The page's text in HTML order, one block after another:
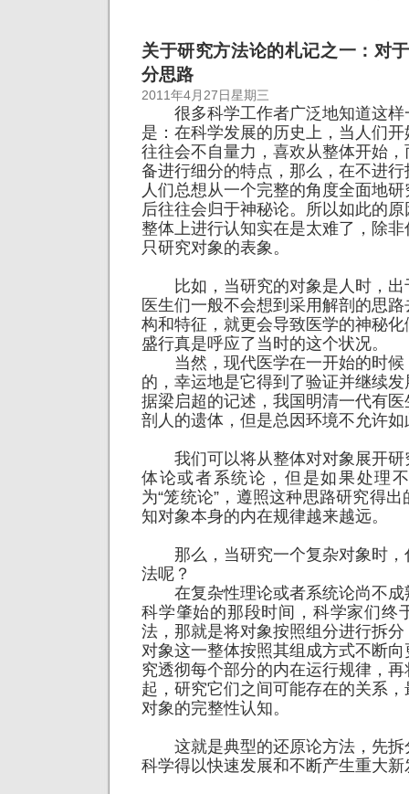
关于研究方法论的札记之一：对
分思路
2011年4月27日星期三
很多科学工作者广泛地知道这样
是：在科学发展的历史上，当人们
往往会不自量力，喜欢从整体开始
备进行细分的特点，那么，在不进
人们总想从一个完整的角度全面地
后往往会归于神秘论。所以如此的
整体上进行认知实在是太难了，除
只研究对象的表象。
比如，当研究的对象是人时，出
医生们一般不会想到采用解剖的思
构和特征，就更会导致医学的神秘
盛行真是呼应了当时的这个状况。
当然，现代医学在一开始的时候
的，幸运地是它得到了验证并继续
据梁启超的记述，我国明清一代有
剖人的遗体，但是总因环境不允许
我们可以将从整体对对象展开研
体论或者系统论，但是如果处理
为“笼统论”，遵照这种思路研究得
知对象本身的内在规律越来越远。
那么，当研究一个复杂对象时，
法呢？
在复杂性理论或者系统论尚不成
科学肇始的那段时间，科学家们终
法，那就是将对象按照组分进行拆
对象这一整体按照其组成方式不断
究透彻每个部分的内在运行规律，
起，研究它们之间可能存在的关系
对象的完整性认知。
这就是典型的还原论方法，先拆
科学得以快速发展和不断产生重大